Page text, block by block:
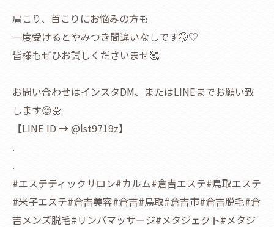
肩こり、首こりにお悩みの方も
一度受けるとやみつき間違いなしです🤫♡
皆様もぜひお試しくださいませ🥰
お問い合わせはインスタDM、またはLINEまでお願い致
します😊🌼
【LINE ID → @lst9719z】
.
.
#エステティックサロン#カルム#倉吉エステ#鳥取エステ
#米子エステ#倉吉美容#倉吉#鳥取#倉吉市#倉吉脱毛#倉
吉メンズ脱毛#リンパマッサージ#メタジェクト#メタジ